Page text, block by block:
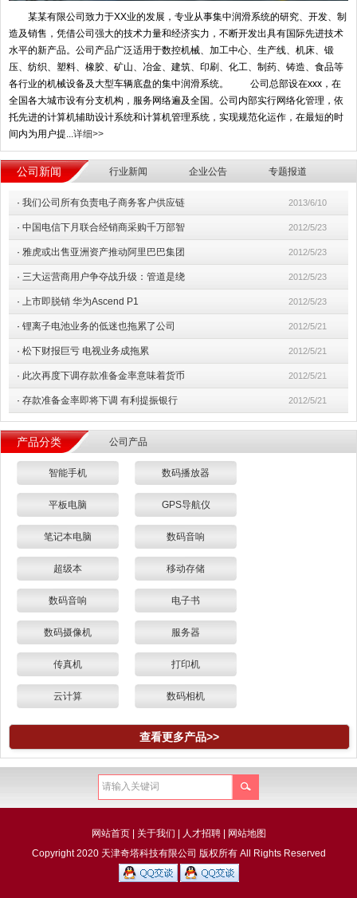
某某有限公司致力于XX业的发展，专业从事集中润滑系统的研究、开发、制
造及销售，凭借公司强大的技术力量和经济实力，不断开发出具有国际先进技术
水平的新产品。公司产品广泛适用于数控机械、加工中心、生产线、机床、锻
压、纺织、塑料、橡胶、矿山、冶金、建筑、印刷、化工、制药、铸造、食品等
各行业的机械设备及大型车辆底盘的集中润滑系统。 公司总部设在xxx，在
全国各大城市设有分支机构，服务网络遍及全国。公司内部实行网络化管理，依
托先进的计算机辅助设计系统和计算机管理系统，实现规范化运作，在最短的时
间内为用户提...详细>>
公司新闻 行业新闻 企业公告 专题报道
· 我们公司所有负责电子商务客户供应链 2013/6/10
· 中国电信下月联合经销商采购千万部智 2012/5/23
· 雅虎或出售亚洲资产推动阿里巴巴集团 2012/5/23
· 三大运营商用户争夺战升级：管道是绕 2012/5/23
· 上市即脱销 华为Ascend P1 2012/5/23
· 锂离子电池业务的低迷也拖累了公司 2012/5/21
· 松下财报巨亏 电视业务成拖累 2012/5/21
· 此次再度下调存款准备金率意味着货币 2012/5/21
· 存款准备金率即将下调 有利提振银行 2012/5/21
产品分类 公司产品
智能手机 数码播放器
平板电脑 GPS导航仪
笔记本电脑 数码音响
超级本 移动存储
数码音响 电子书
数码摄像机 服务器
传真机 打印机
云计算 数码相机
查看更多产品>>
网站首页| 关于我们 人才招聘|
网站地图
Copyright 2020 天津奇塔科技有限公司 版权所有 All Rights Reserved